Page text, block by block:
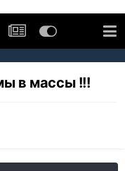
в массы !!!